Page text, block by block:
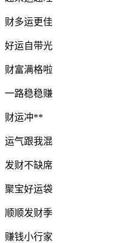
财多运更佳
好运自带光
财富满格啦
一路稳稳赚
财运冲**
运气跟我混
发财不缺席
聚宝好运袋
顺顺发财季
赚钱小行家